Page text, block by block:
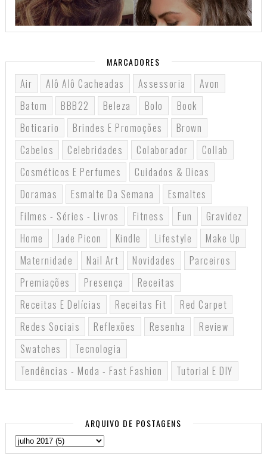
MARCADORES
Air Alô Alô Cacheadas Assessoria
Avon
Batom
BBB22 Beleza Bolo
Book
Boticario
Brindes E Promoções
Brown
Cabelos
Celebridades Colaborador
Collab
Cosméticos E Perfumes
Cuidados & Dicas
Doramas
Esmalte Da Semana
Esmaltes
Filmes - Séries - Livros
Fitness Fun
Gravidez
Home
Jade Picon Kindle Lifestyle
Make Up
Maternidade
Nail Art Novidades
Parceiros
Premiações
Presença
Receitas
Receitas E Delícias
Receitas Fit
Red Carpet
Redes Sociais
Reflexões Resenha
Review
Swatches
Tecnologia
Tendências - Moda - Fast Fashion
Tutorial E DIY
ARQUIVO DE POSTAGENS